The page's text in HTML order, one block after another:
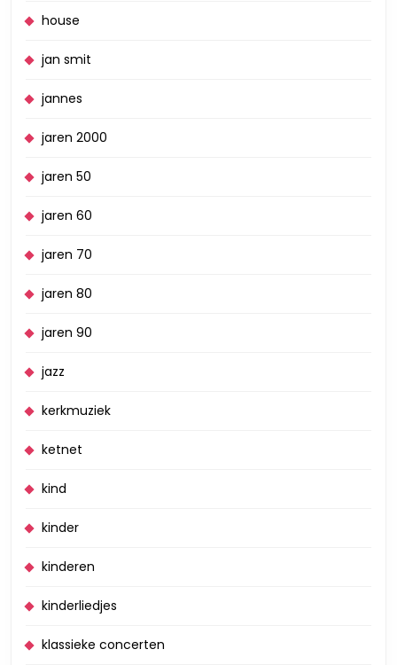
house
jan smit
jannes
jaren 2000
jaren 50
jaren 60
jaren 70
jaren 80
jaren 90
jazz
kerkmuziek
ketnet
kind
kinder
kinderen
kinderliedjes
klassieke concerten